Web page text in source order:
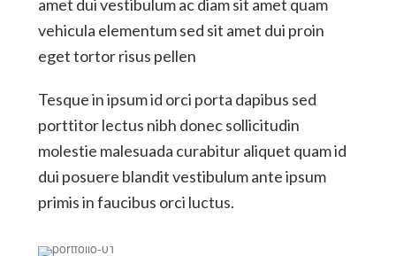
amet dui vestibulum ac diam sit amet quam
vehicula elementum sed sit amet dui proin
eget tortor risus pellen
Tesque in ipsum id orci porta dapibus sed
porttitor lectus nibh donec sollicitudin
molestie malesuada curabitur aliquet quam id
dui posuere blandit vestibulum ante ipsum
primis in faucibus orci luctus.